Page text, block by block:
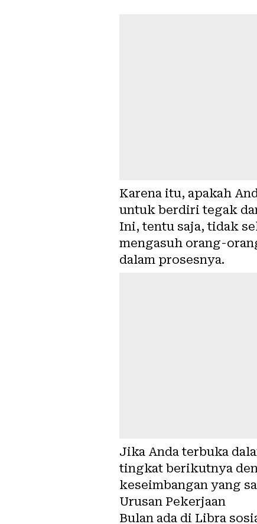
Karena itu, apakah
untuk berdiri tegak
Ini, tentu saja, tidak
mengasuh orang-
dalam prosesnya.
Jika Anda terbuka
tingkat berikutnya
keseimbangan yang
Urusan Pekerjaan
Bulan ada di Libra